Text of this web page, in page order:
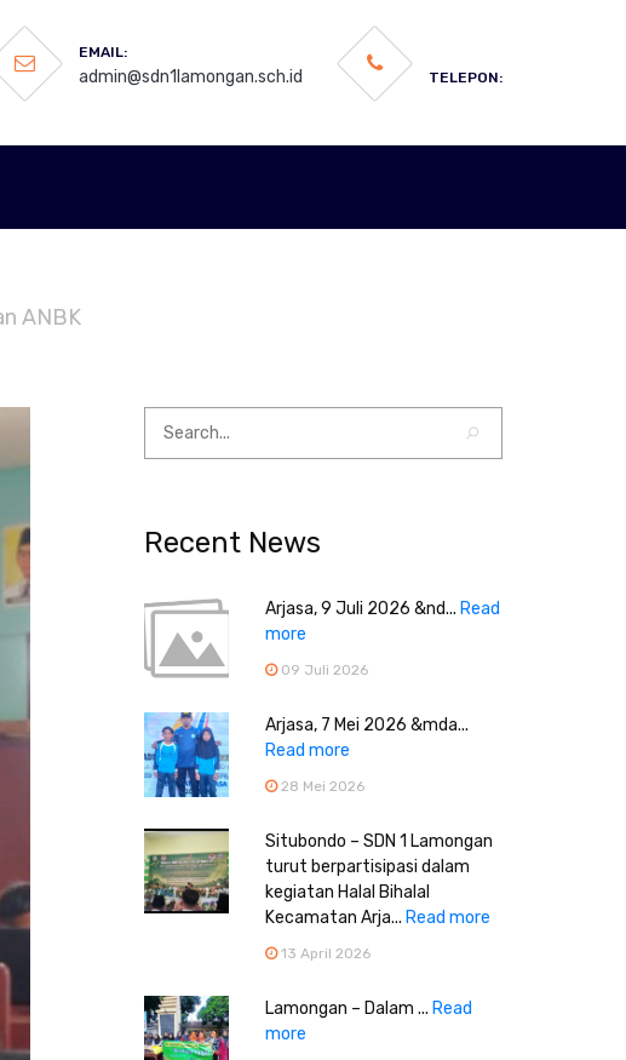
EMAIL:
admin@sdn1lamongan.sch.id TELEPON:
ANBK
Recent News
Arjasa, 9 Juli 2026 &nd... Read
more
09 Juli 2026
Arjasa, 7 Mei 2026 &mda...
Read more
28 Mei 2026
Situbondo – SDN 1 Lamongan
turut berpartisipasi dalam
kegiatan Halal Bihalal
Kecamatan Arja... Read more
13 April 2026
Lamongan – Dalam ... Read
more